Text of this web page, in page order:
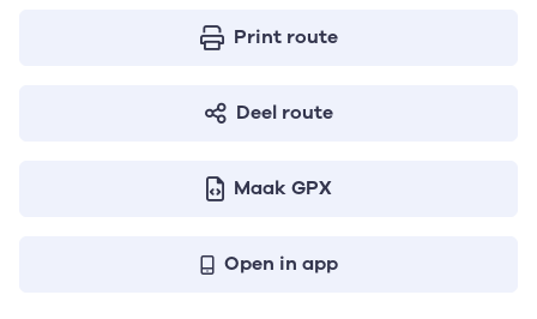
Print route
Deel route
Maak GPX
Open in app